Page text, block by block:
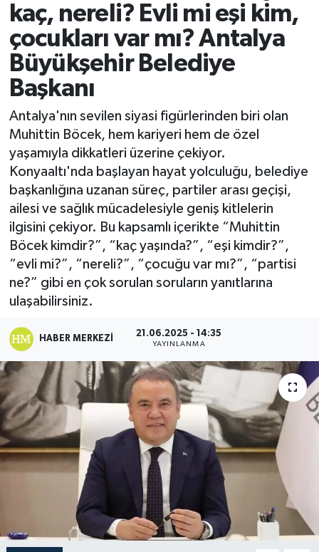
kaç, nereli? Evli mi eşi kim,
çocukları var mı? Antalya
Büyükşehir Belediye
Başkanı
Antalya'nın sevilen siyasi figürlerinden biri olan
Muhittin Böcek, hem kariyeri hem de özel
yaşamıyla dikkatleri üzerine çekiyor.
Konyaaltı'nda başlayan hayat yolculuğu, belediye
başkanlığına uzanan süreç, partiler arası geçişi,
ailesi ve sağlık mücadelesiyle geniş kitlelerin
ilgisini çekiyor. Bu kapsamlı içerikte “Muhittin
Böcek kimdir?”, “kaç yaşında?”, “eşi kimdir?”,
“evli mi?”, “nereli?”, “çocuğu var mı?”, “partisi
ne?” gibi en çok sorulan soruların yanıtlarına
ulaşabilirsiniz.
HABER MERKEZI 21.06.2025 - 14:35
YAYINLANMA
Resmi İlanlar